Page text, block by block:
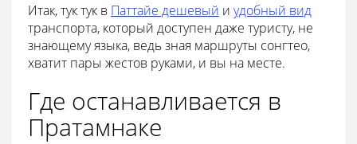
Итак, тук тук в Паттайе дешевый и удобный вид
транспорта, который доступен даже туристу, не
знающему языка, ведь зная маршруты сонгтео,
хватит пары жестов руками, и вы на месте.
Где останавливается в
Пратамнаке